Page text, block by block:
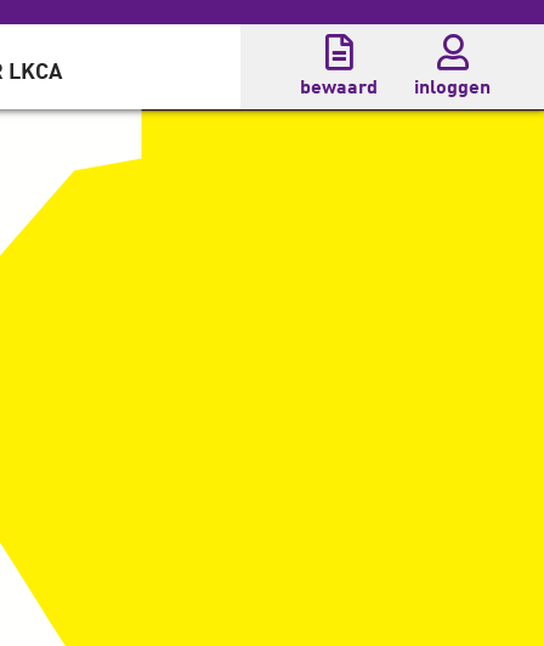
LKCA
bewaard inloggen